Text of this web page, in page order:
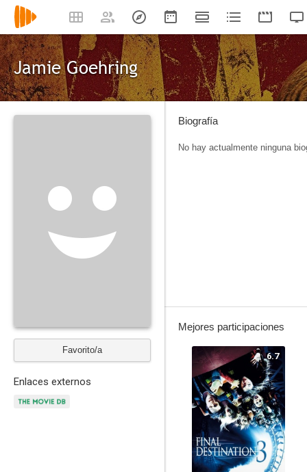
Jamie Goehring
Favorito/a
Enlaces externos
Biografía
No hay actualmente ninguna
Mejores participaciones
6.7